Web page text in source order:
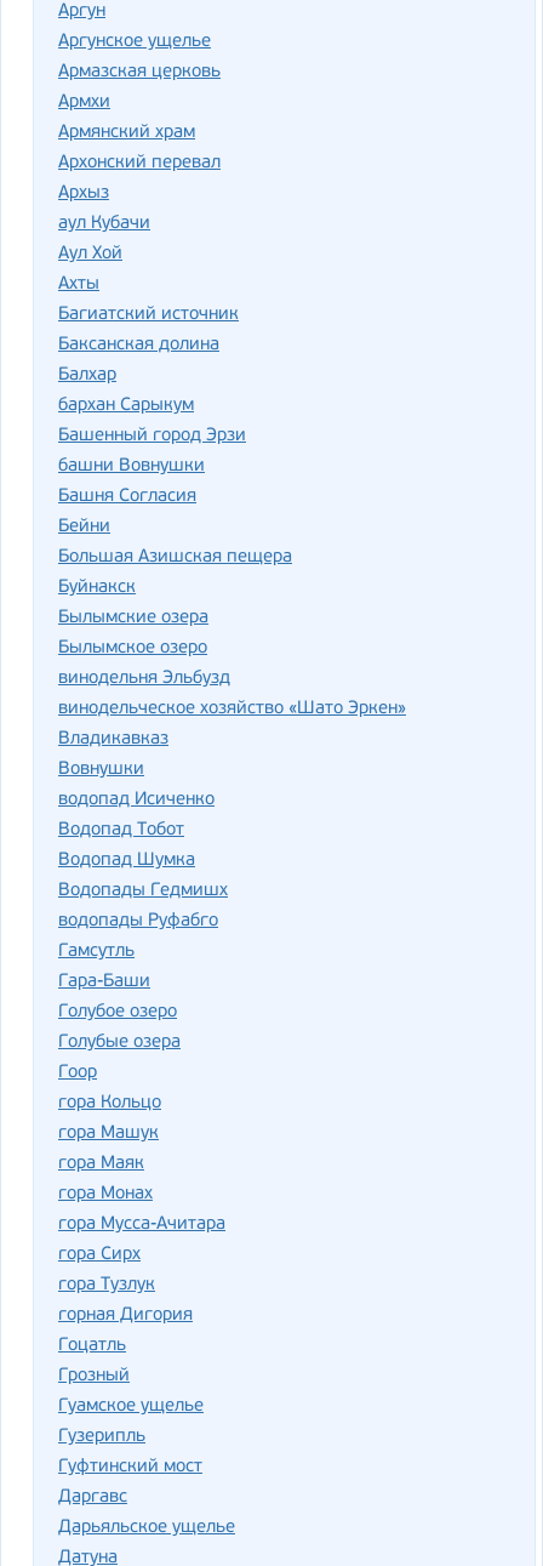
Аргун
Аргунское ущелье
Армазская церковь
Армхи
Армянский храм
Архонский перевал
Архыз
аул Кубачи
Аул Хой
Ахты
Багиатский источник
Баксанская долина
Балхар
бархан Сарыкум
Башенный город Эрзи
башни Вовнушки
Башня Согласия
Бейни
Большая Азишская пещера
Буйнакск
Былымские озера
Былымское озеро
винодельня Эльбузд
винодельческое хозяйство «Шато Эркен»
Владикавказ
Вовнушки
водопад Исиченко
Водопад Тобот
Водопад Шумка
Водопады Гедмишх
водопады Руфабго
Гамсутль
Гара-Баши
Голубое озеро
Голубые озера
Гоор
гора Кольцо
гора Машук
гора Маяк
гора Монах
гора Мусса-Ачитара
гора Сирх
гора Тузлук
горная Дигория
Гоцатль
Грозный
Гуамское ущелье
Гузерипль
Гуфтинский мост
Даргавс
Дарьяльское ущелье
Датуна